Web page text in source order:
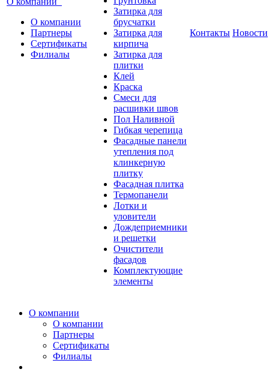
О компании
Партнеры
Сертификаты
Филиалы
Затирка для
брусчатки
Затирка для
кирпича
Затирка для
плитки
Клей
Краска
Смеси для
расшивки швов
Пол Наливной
Гибкая черепица
Фасадные панели
утепления под
клинкерную
плитку
Фасадная плитка
Термопанели
Лотки и
уловители
Дождеприемники
и решетки
Очистители
фасадов
Комплектующие
элементы
Контакты Новости
О компании
О компании
Партнеры
Сертификаты
Филиалы